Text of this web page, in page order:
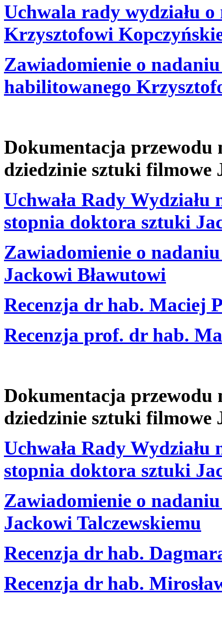
Uchwala rady wydziału
Krzysztofowi
Zawiadomienie o
habilitowanego
Dokumentacja
dziedzinie sztuki filmowe
Uchwała Rady
stopnia doktora sztuki
Zawiadomienie o
Jackowi Bławutowi
Recenzja dr hab. Maciej
Recenzja prof. dr hab.
Dokumentacja
dziedzinie sztuki filmowe
Uchwała Rady
stopnia doktora sztuki
Zawiadomienie o
Jackowi Talczewskiemu
Recenzja dr hab.
Recenzja dr hab.